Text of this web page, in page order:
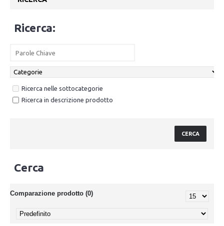
Ricerca:
Ricerca nelle sottocategorie
Ricerca in descrizione prodotto
Cerca
Comparazione prodotto (0)